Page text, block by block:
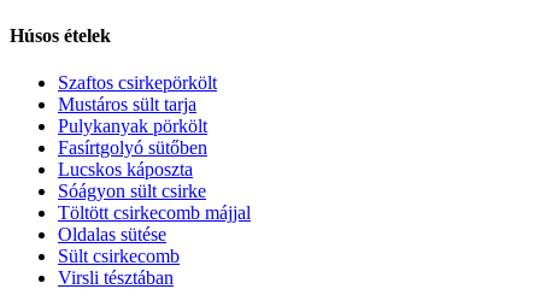
Húsos ételek
Szaftos csirkepörkölt
Mustáros sült tarja
Pulykanyak pörkölt
Fasírtgolyó sütőben
Lucskos káposzta
Sóágyon sült csirke
Töltött csirkecomb májjal
Oldalas sütése
Sült csirkecomb
Virsli tésztában